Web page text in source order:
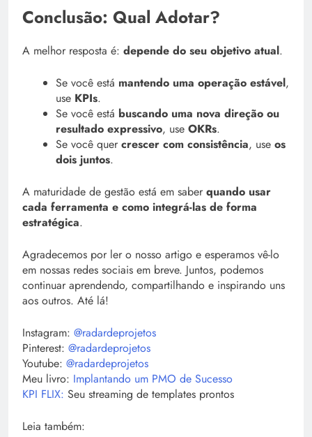
Conclusão: Qual Adotar?
A melhor resposta é: depende do seu objetivo atual.
Se você está mantendo uma operação estável,
use KPIs.
Se você está buscando uma nova direção ou
resultado expressivo, use OKRs.
Se você quer crescer com consistência, use os
dois juntos.
A maturidade de gestão está em saber quando usar
cada ferramenta e como integrá-las de forma
estratégica.
Agradecemos por ler o nosso artigo e esperamos vê-lo
em nossas redes sociais em breve. Juntos, podemos
continuar aprendendo, compartilhando e inspirando uns
aos outros. Até lá!
Instagram: @radardeprojetos
Pinterest: @radardeprojetos
Youtube: @radardeprojetos
Meu livro: Implantando um PMO de Sucesso
KPI FLIX: Seu streaming de templates prontos
Leia também: